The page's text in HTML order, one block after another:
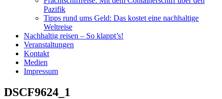
Pazifik
Tipps rund ums Geld: Das kostet eine nachhaltige
Weltreise
Nachhaltig reisen – So klappt’s!
Veranstaltungen
Kontakt
Medien
Impressum
DSCF9624_1